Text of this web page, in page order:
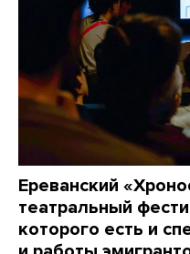
Ереванский
театральный
которого есть и